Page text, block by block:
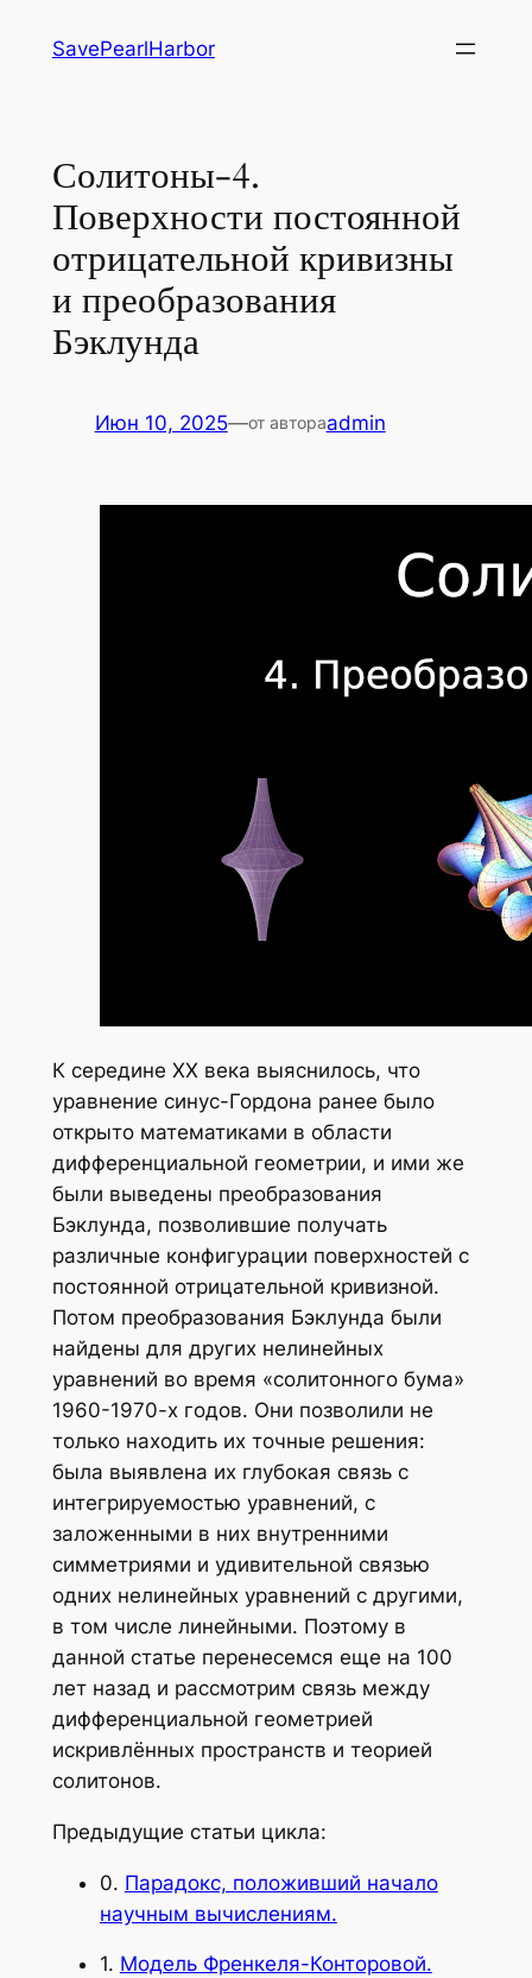
SavePearlHarbor
Солитоны-4.
Поверхности постоянной
отрицательной кривизны
и преобразования
Бэклунда
Июн 10, 2025—от автораadmin
К середине XX века выяснилось, что
уравнение синус-Гордона ранее было
открыто математиками в области
дифференциальной геометрии, и ими же
были выведены преобразования
Бэклунда, позволившие получать
различные конфигурации поверхностей с
постоянной отрицательной кривизной.
Потом преобразования Бэклунда были
найдены для других нелинейных
уравнений во время «солитонного бума»
1960-1970-х годов. Они позволили не
только находить их точные решения:
была выявлена их глубокая связь с
интегрируемостью уравнений, с
заложенными в них внутренними
симметриями и удивительной связью
одних нелинейных уравнений с другими,
в том числе линейными. Поэтому в
данной статье перенесемся еще на 100
лет назад и рассмотрим связь между
дифференциальной геометрией
искривлённых пространств и теорией
солитонов.
Предыдущие статьи цикла:
0. Парадокс, положивший начало
научным вычислениям.
1. Модель Френкеля-Конторовой.